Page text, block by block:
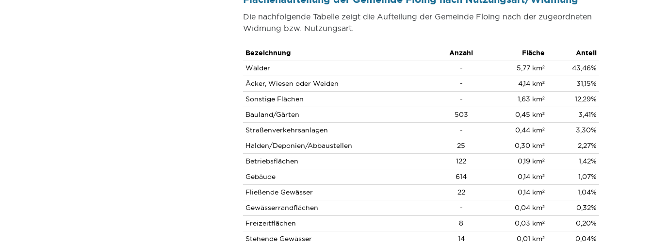
Die nachfolgende Tabelle zeigt die Aufteilung der Gemeinde Floing nach der zugeordneten
Widmung bzw. Nutzungsart.
Bezeichnung Anzahl Fläche
Anteil
Wälder
- 5,77 km²
43,46%
Äcker, Wiesen oder Weiden
- 4,14 km²
31,15%
Sonstige Flächen
- 1,63 km²
12,29%
Bauland/Gärten
503 0,45 km²
3,41%
Straßenverkehrsanlagen
- 0,44 km²
3,30%
Halden/Deponien/Abbaustellen
25 0,30 km²
2,27%
Betriebsflächen
122 0,19 km²
1,42%
Gebäude
614 0,14 km²
1,07%
Fließende Gewässer
22 0,14 km²
1,04%
Gewässerrandflächen
- 0,04 km²
0,32%
Freizeitflächen
8 0,03 km²
0,20%
Stehende Gewässer
14 0,01 km²
0,04%